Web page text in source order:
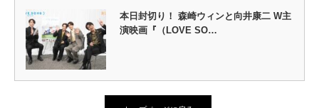
本日封切り！ 森崎ウィンと向井康二 W主
演映画『（LOVE SO…